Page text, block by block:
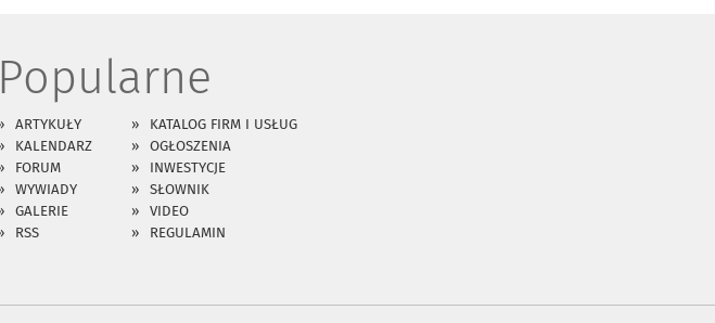
Popularne
ARTYKUŁY
KATALOG FIRM I USŁUG
KALENDARZ
OGŁOSZENIA
FORUM
INWESTYCJE
WYWIADY
SŁOWNIK
GALERIE
VIDEO
RSS
REGULAMIN